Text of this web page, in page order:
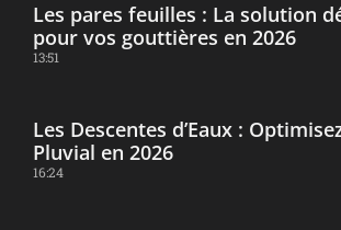
Les pares feuilles : La solution
pour vos gouttières en 2026
13:51
Les Descentes d’Eaux :
Pluvial en 2026
16:24